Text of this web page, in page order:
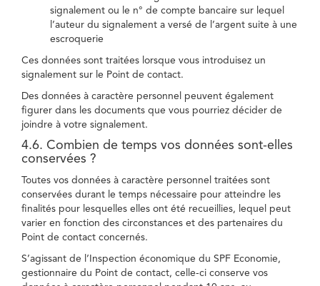
signalement ou le n° de compte bancaire sur lequel
l’auteur du signalement a versé de l’argent suite à une
escroquerie
Ces données sont traitées lorsque vous introduisez un
signalement sur le Point de contact.
Des données à caractère personnel peuvent également
figurer dans les documents que vous pourriez décider de
joindre à votre signalement.
4.6. Combien de temps vos données sont-elles
conservées ?
Toutes vos données à caractère personnel traitées sont
conservées durant le temps nécessaire pour atteindre les
finalités pour lesquelles elles ont été recueillies, lequel peut
varier en fonction des circonstances et des partenaires du
Point de contact concernés.
S’agissant de l’Inspection économique du SPF Economie,
gestionnaire du Point de contact, celle-ci conserve vos